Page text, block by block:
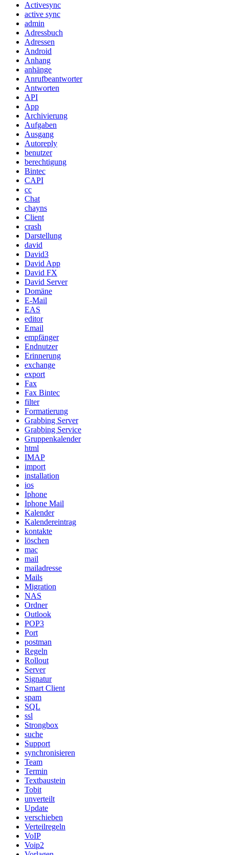
Activesync
active sync
admin
Adressbuch
Adressen
Android
Anhang
anhänge
Anrufbeantworter
Antworten
API
App
Archivierung
Aufgaben
Ausgang
Autoreply
benutzer
berechtigung
Bintec
CAPI
cc
Chat
chayns
Client
crash
Darstellung
david
David3
David App
David FX
David Server
Domäne
E-Mail
EAS
editor
Email
empfänger
Endnutzer
Erinnerung
exchange
export
Fax
Fax Bintec
filter
Formatierung
Grabbing Server
Grabbing Service
Gruppenkalender
html
IMAP
import
installation
ios
Iphone
Iphone Mail
Kalender
Kalendereintrag
kontakte
löschen
mac
mail
mailadresse
Mails
Migration
NAS
Ordner
Outlook
POP3
Port
postman
Regeln
Rollout
Server
Signatur
Smart Client
spam
SQL
ssl
Strongbox
suche
Support
synchronisieren
Team
Termin
Textbaustein
Tobit
unverteilt
Update
verschieben
Verteilregeln
VoIP
Voip2